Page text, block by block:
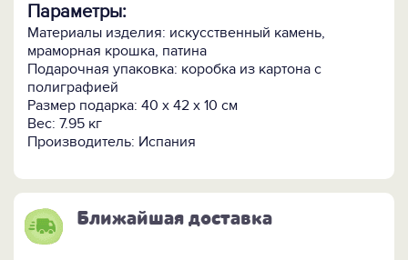
Параметры:
Материалы изделия: искусственный камень,
мраморная крошка, патина
Подарочная упаковка: коробка из картона с
полиграфией
Размер подарка: 40 х 42 х 10 см
Вес: 7.95 кг
Производитель: Испания
Ближайшая доставка